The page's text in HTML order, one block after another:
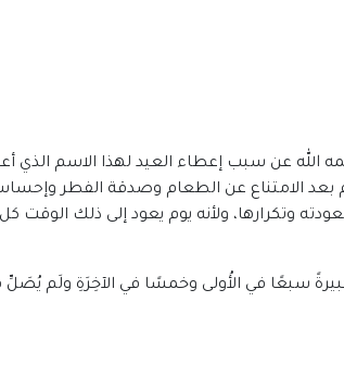
عن سبب إعطاء العيد لهذا الاسم الذي
بعد الامتناع عن الطعام وصدقة الفطر
وتكرارها، ولأنه يوم يعود إلى ذلك
سبعًا في الأُولى وخمسًا في الآخِرَةِ ولَم يُصَلِّ